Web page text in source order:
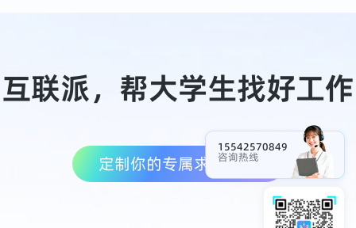
15542570849
咨询热线
互联派，帮大学生找好工作
定制你的专属求职方案